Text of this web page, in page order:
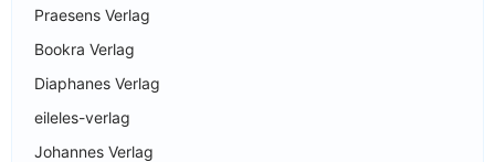
Praesens Verlag
Bookra Verlag
Diaphanes Verlag
eileles-verlag
Johannes Verlag